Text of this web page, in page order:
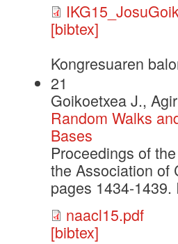
[bibtex]
Kongresuaren
21
Goikoetxea J.,
Random Walks
Bases
Proceedings of
the Association of
pages 1434-
naacl15.pdf
[bibtex]